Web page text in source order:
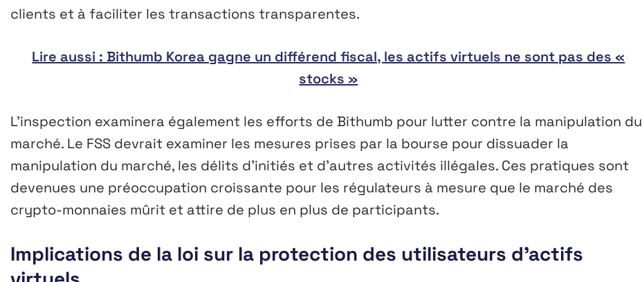
clients et à faciliter les transactions transparentes.
Lire aussi : Bithumb Korea gagne un différend fiscal, les actifs virtuels ne sont pas des «
stocks »
L’inspection examinera également les efforts de Bithumb pour lutter contre la manipulation du
marché. Le FSS devrait examiner les mesures prises par la bourse pour dissuader la
manipulation du marché, les délits d’initiés et d’autres activités illégales. Ces pratiques sont
devenues une préoccupation croissante pour les régulateurs à mesure que le marché des
crypto-monnaies mûrit et attire de plus en plus de participants.
Implications de la loi sur la protection des utilisateurs d’actifs